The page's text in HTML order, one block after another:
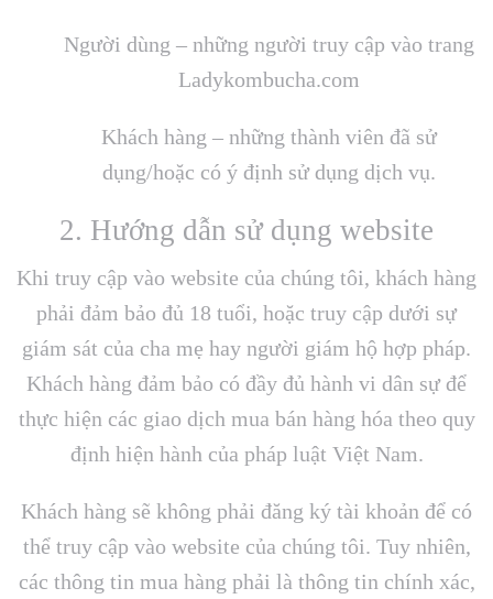
Người dùng – những người truy cập vào trang
Ladykombucha.com
Khách hàng – những thành viên đã sử
dụng/hoặc có ý định sử dụng dịch vụ.
2. Hướng dẫn sử dụng website
Khi truy cập vào website của chúng tôi, khách hàng
phải đảm bảo đủ 18 tuổi, hoặc truy cập dưới sự
giám sát của cha mẹ hay người giám hộ hợp pháp.
Khách hàng đảm bảo có đầy đủ hành vi dân sự để
thực hiện các giao dịch mua bán hàng hóa theo quy
định hiện hành của pháp luật Việt Nam.
Khách hàng sẽ không phải đăng ký tài khoản để có
thể truy cập vào website của chúng tôi. Tuy nhiên,
các thông tin mua hàng phải là thông tin chính xác,